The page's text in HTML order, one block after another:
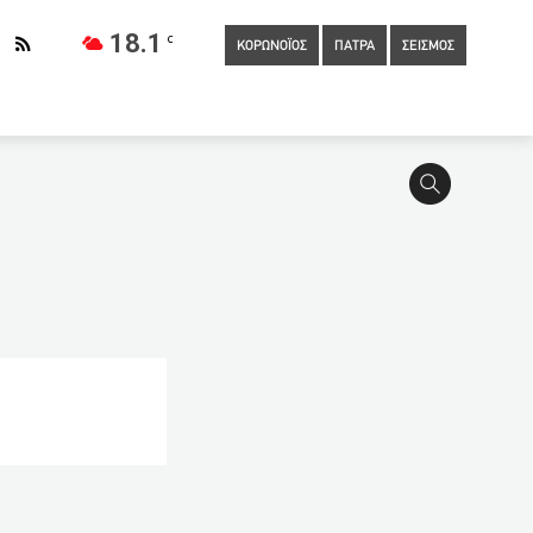
18.1 C
ΚΟΡΩΝΟΪΟΣ ΠΑΤΡΑ ΣΕΙΣΜΟΣ
και Τούρκοι εμπειρογνώμονες «χάραξαν» τα σύνορα στην
Μάντσεστερ Σίτι – Τσέλσι 0-